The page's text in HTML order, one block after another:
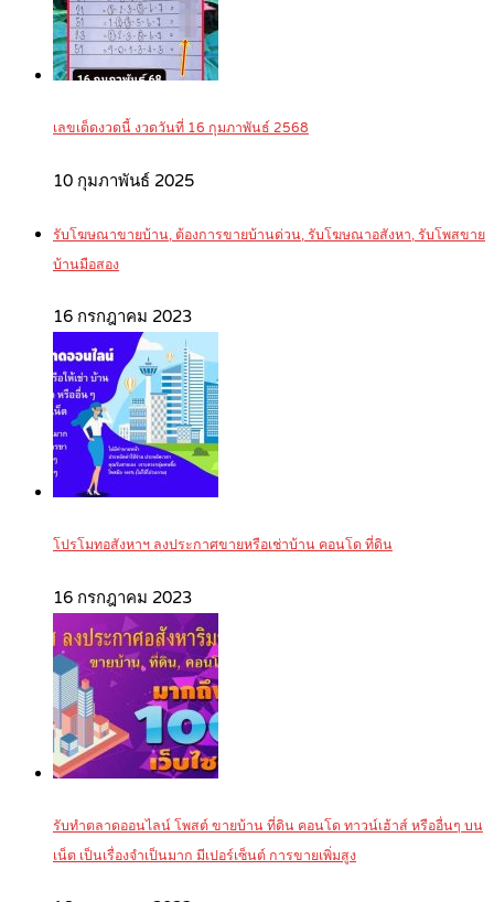
เลขเด็ดงวดนี้ งวดวันที่ 16 กุมภาพันธ์ 2568
10 กุมภาพันธ์ 2025
รับโฆษณาขายบ้าน, ต้องการขายบ้านด่วน, รับโฆษณาอสังหา, รับโพสขาย
บ้านมือสอง
16 กรกฎาคม 2023
โปรโมทอสังหาฯ ลงประกาศขายหรือเช่าบ้าน คอนโด ที่ดิน
16 กรกฎาคม 2023
รับทำตลาดออนไลน์ โพสต์ ขายบ้าน ที่ดิน คอนโด ทาวน์เฮ้าส์ หรืออื่นๆ บน
เน็ต เป็นเรื่องจำเป็นมาก มีเปอร์เซ็นต์ การขายเพิ่มสูง